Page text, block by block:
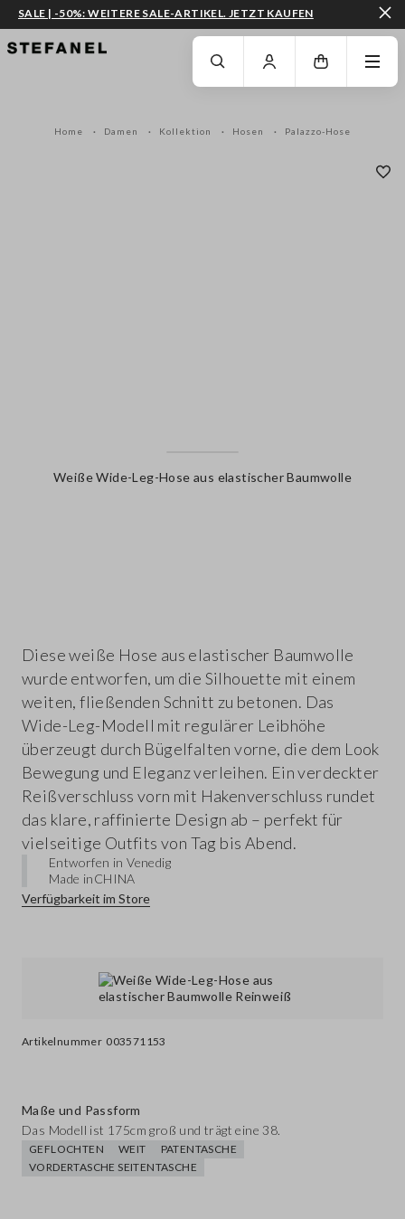
ZUM HAUPTINHALT SPRINGEN GEHEN SIE ZUM ENDE DER SEITE
SALE | -50%: WEITERE SALE-ARTIKEL. JETZT KAUFEN
Home Damen Kollektion Hosen Palazzo-Hose
Weiße Wide-Leg-Hose aus elastischer Baumwolle
Artikelnummer 003571153
Diese weiße Hose aus elastischer Baumwolle
wurde entworfen, um die Silhouette mit einem
weiten, fließenden Schnitt zu betonen. Das
Wide-Leg-Modell mit regulärer Leibhöhe
überzeugt durch Bügelfalten vorne, die dem Look
Bewegung und Eleganz verleihen. Ein verdeckter
Reißverschluss vorn mit Hakenverschluss rundet
das klare, raffinierte Design ab – perfekt für
vielseitige Outfits von Tag bis Abend.
Entworfen in Venedig
Made inCHINA
Verfügbarkeit im Store
Maße und Passform
Das Modell ist 175cm groß und trägt eine 38.
GEFLOCHTEN WEIT
PATENTASCHE
VORDERTASCHE SEITENTASCHE